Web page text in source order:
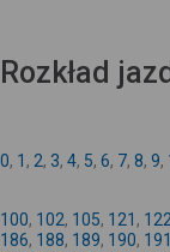
Rozkład
0, 1 , 2, 3, 4, 5, 6, 7, 8, 9,
100, 102, 105, 121 , 122
186, 188, 189, 190, 191